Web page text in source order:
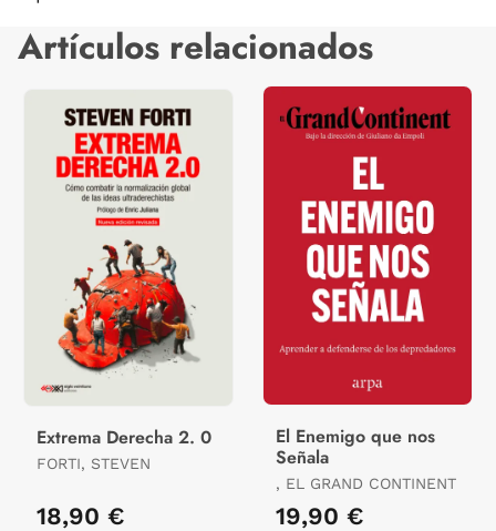
Artículos relacionados
Extrema Derecha 2. 0
FORTI, STEVEN
18,90 €
El Enemigo que nos
Señala
, EL GRAND CONTINENT
19,90 €